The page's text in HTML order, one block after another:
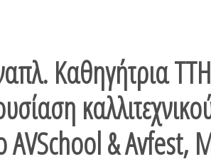
Καθηγήτρια
& Avfest,